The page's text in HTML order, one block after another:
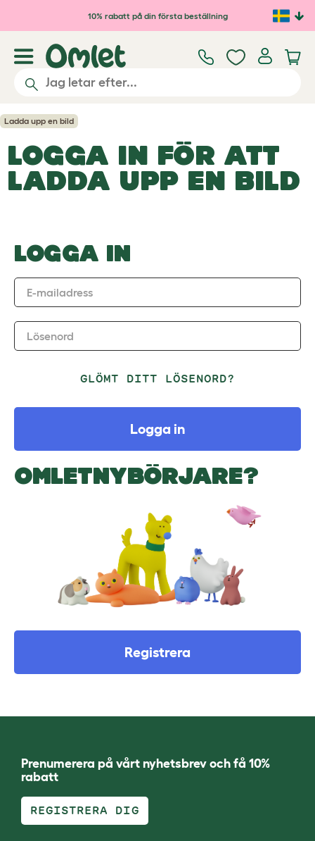
Hoppa till huvudinnehåll
10% rabatt på din första beställning
Ladda upp en bild
LOGGA IN FÖR ATT
LADDA UPP EN BILD
LOGGA IN
E-mailadress
Lösenord
GLÖMT DITT LÖSENORD?
Logga in
OMLETNYBÖRJARE?
Registrera
Prenumerera på vårt nyhetsbrev och få 10%
rabatt
REGISTRERA DIG